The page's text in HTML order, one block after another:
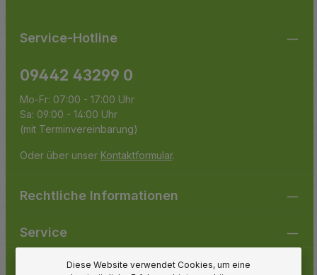
Service-Hotline
09442 43299 0
Mo-Fr: 07:00 - 17:00 Uhr
Sa: 09:00 - 14:00 Uhr
(mit Terminvereinbarung)
Oder über unser Kontaktformular.
Rechtliche Informationen
Service
GartenpiratDiese Website verwendet Cookies, um eine